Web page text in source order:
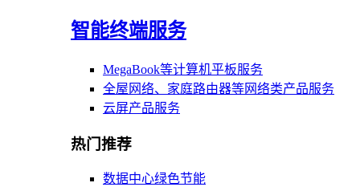
智能终端服务
MegaBook等计算机平板服务
全屋网络、家庭路由器等网络类产品服务
云屏产品服务
热门推荐
数据中心绿色节能